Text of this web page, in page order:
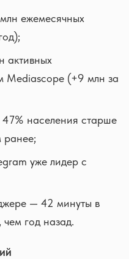
ежемесячных
активных
Mediascope (+9 млн за
населения старше
ранее;
уже лидер с
— 42 минуты в
год назад.